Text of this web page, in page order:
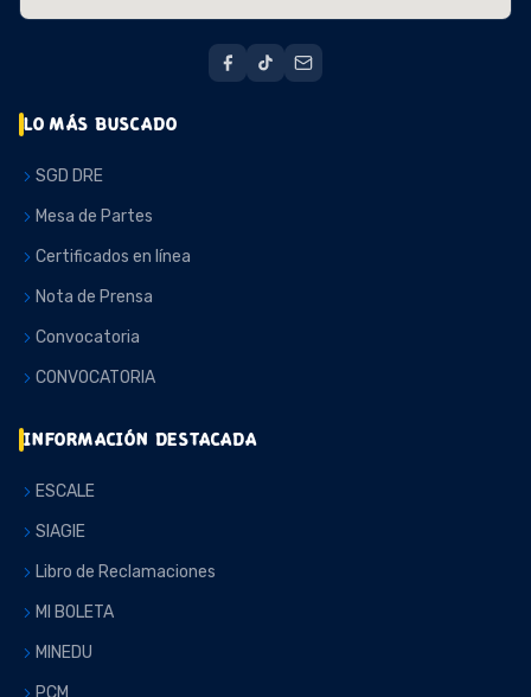
LO MÁS BUSCADO
SGD DRE
Mesa de Partes
Certificados en línea
Nota de Prensa
Convocatoria
CONVOCATORIA
INFORMACIÓN DESTACADA
ESCALE
SIAGIE
Libro de Reclamaciones
MI BOLETA
MINEDU
PCM